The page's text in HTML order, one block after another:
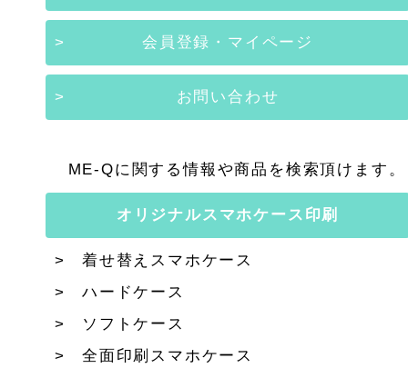
会員登録・マイページ
お問い合わせ
ME-Qに関する情報や商品を検索頂けます。
オリジナルスマホケース印刷
着せ替えスマホケース
ハードケース
ソフトケース
全面印刷スマホケース